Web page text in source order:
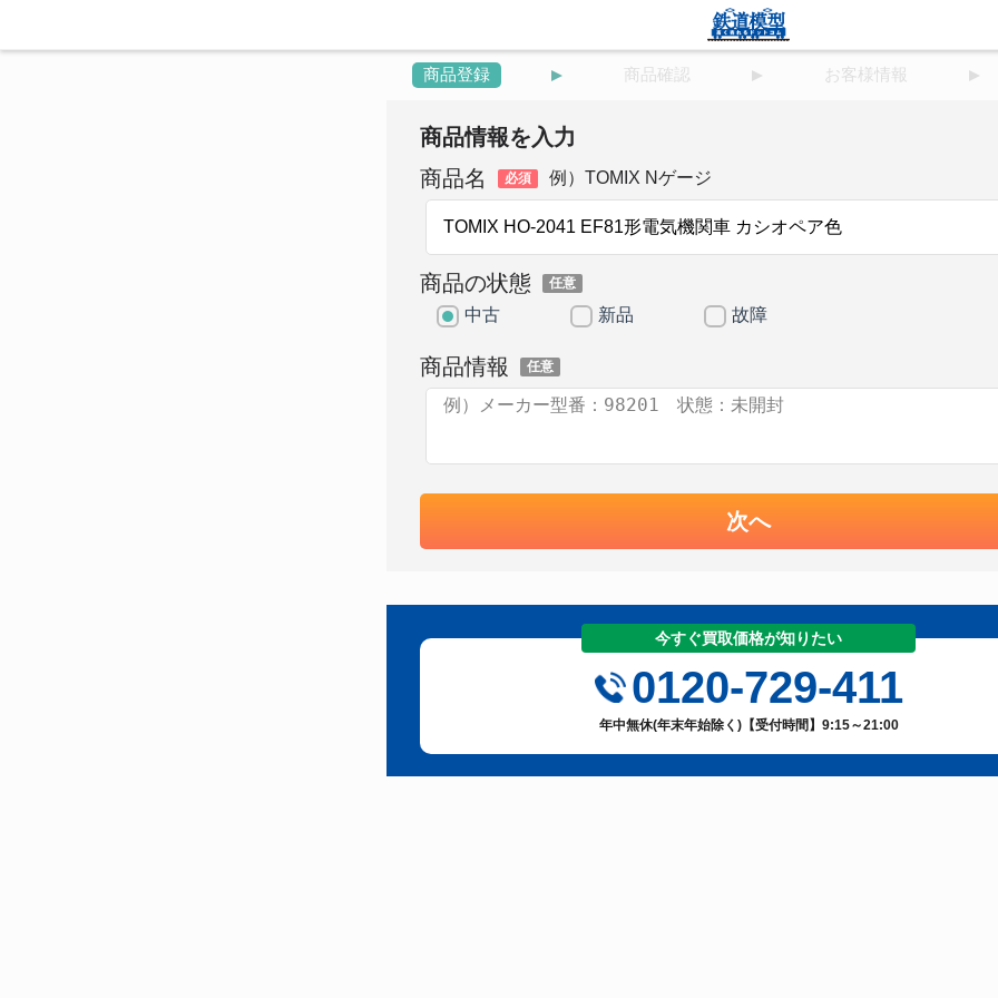
商品登録 商品確認 お客様情報
商品情報を入力
商品名
必須 例）TOMIX Nゲージ
商品の状態 任意
中古 新品 故障
商品情報 任意
次へ
今すぐ買取価格が知りたい
0120-729-411
年中無休(年末年始除く)【受付時間】9:15～21:00